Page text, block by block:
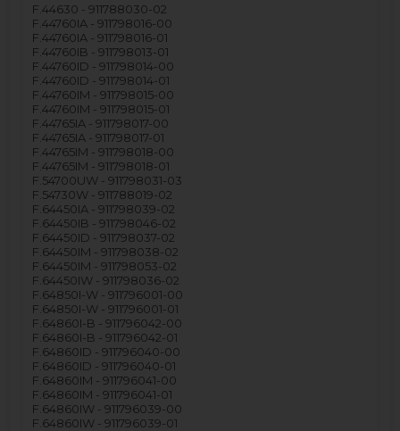
F.44630 - 911788030-02
F.44760IA - 911798016-00
F.44760IA - 911798016-01
F.44760IB - 911798013-01
F.44760ID - 911798014-00
F.44760ID - 911798014-01
F.44760IM - 911798015-00
F.44760IM - 911798015-01
F.44765IA - 911798017-00
F.44765IA - 911798017-01
F.44765IM - 911798018-00
F.44765IM - 911798018-01
F.54700UW - 911798031-03
F.54730W - 911788019-02
F.64450IA - 911798039-02
F.64450IB - 911798046-02
F.64450ID - 911798037-02
F.64450IM - 911798038-02
F.64450IM - 911798053-02
F.64450IW - 911798036-02
F.64850I-W - 911796001-00
F.64850I-W - 911796001-01
F.64860I-B - 911796042-00
F.64860I-B - 911796042-01
F.64860ID - 911796040-00
F.64860ID - 911796040-01
F.64860IM - 911796041-00
F.64860IM - 911796041-01
F.64860IW - 911796039-00
F.64860IW - 911796039-01